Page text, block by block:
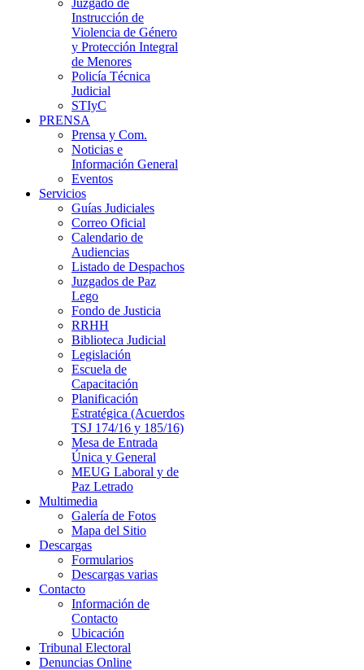
Juzgado de
Instrucción de
Violencia de Género
y Protección Integral
de Menores
Policía Técnica
Judicial
STIyC
PRENSA
Prensa y Com.
Noticias e
Información General
Eventos
Servicios
Guías Judiciales
Correo Oficial
Calendario de
Audiencias
Listado de Despachos
Juzgados de Paz
Lego
Fondo de Justicia
RRHH
Biblioteca Judicial
Legislación
Escuela de
Capacitación
Planificación
Estratégica (Acuerdos
TSJ 174/16 y 185/16)
Mesa de Entrada
Única y General
MEUG Laboral y de
Paz Letrado
Multimedia
Galería de Fotos
Mapa del Sitio
Descargas
Formularios
Descargas varias
Contacto
Información de
Contacto
Ubicación
Tribunal Electoral
Denuncias Online